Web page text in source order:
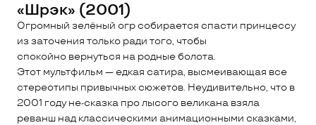
«Шрэк» (2001)
Огромный зелёный огр собирается спасти принцессу
из заточения только ради того, чтобы
спокойно вернуться на родные болота.
Этот мультфильм — едкая сатира, высмеивающая все
стереотипы привычных сюжетов. Неудивительно, что в
2001 году не-сказка про лысого великана взяла
реванш над классическими анимационными сказками,